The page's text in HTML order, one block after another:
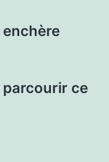
ce